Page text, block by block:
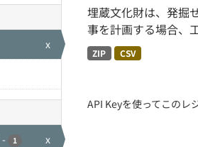
x
- 1 x
埋蔵文化財は、発掘
事を計画する場合、
ZIP CSV
API Keyを使ってこのレ